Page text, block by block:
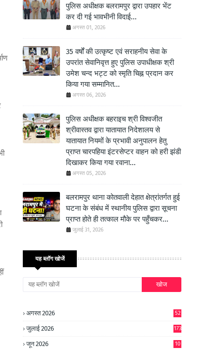
पुलिस अधीक्षक बलरामपुर द्वारा उपहार भेंट
कर दी गई भावभीनी विदाई...
अगस्त 01, 2026
35 वर्षों की उत्कृष्ट एवं सराहनीय सेवा के
उपरांत सेवानिवृत्त हुए पुलिस उपाधीक्षक श्री
उमेश चन्द भट्ट को स्मृति चिह्न प्रदान कर
किया गया सम्मानित...
अगस्त 06, 2026
पुलिस अधीक्षक बहराइच श्री विश्वजीत
श्रीवास्तव द्वारा यातायात निदेशालय से
यातायात नियमों के प्रभावी अनुपालन हेतु
प्राप्त चारपहिया इंटरसेप्टर वाहन को हरी झंडी
दिखाकर किया गया रवाना...
अगस्त 05, 2026
बलरामपुर थाना कोतवाली देहात क्षेत्रांतर्गत हुई
घटना के संबंध में स्थानीय पुलिस द्वारा सूचना
प्राप्त होते ही तत्काल मौके पर पहुँचकर...
जुलाई 31, 2026
यह ब्लॉग खोजें
अगस्त 2026 52
जुलाई 2026 173
जून 2026
10